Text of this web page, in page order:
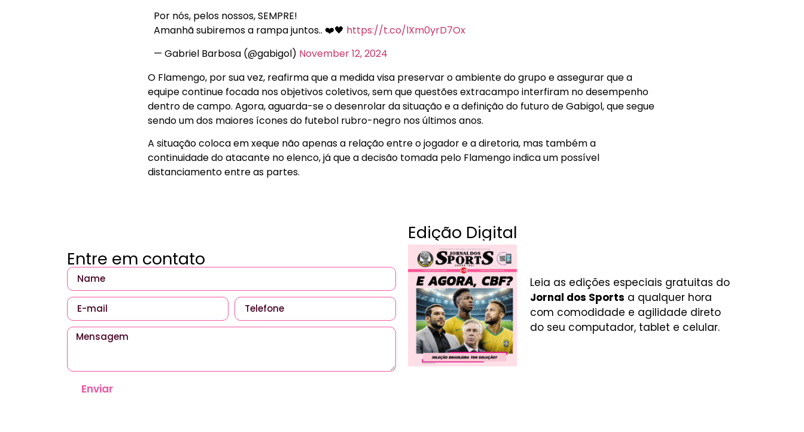
Por nós, pelos nossos, SEMPRE!
Amanhã subiremos a rampa juntos.. ❤️🖤 https://t.co/lXm0yrD7Ox
— Gabriel Barbosa (@gabigol) November 12, 2024
O Flamengo, por sua vez, reafirma que a medida visa preservar o ambiente do grupo e assegurar que a
equipe continue focada nos objetivos coletivos, sem que questões extracampo interfiram no desempenho
dentro de campo. Agora, aguarda-se o desenrolar da situação e a definição do futuro de Gabigol, que segue
sendo um dos maiores ícones do futebol rubro-negro nos últimos anos.
A situação coloca em xeque não apenas a relação entre o jogador e a diretoria, mas também a
continuidade do atacante no elenco, já que a decisão tomada pelo Flamengo indica um possível
distanciamento entre as partes.
Entre em contato
Enviar
Edição Digital
Leia as edições especiais gratuitas do
Jornal dos Sports a qualquer hora
com comodidade e agilidade direto
do seu computador, tablet e celular.